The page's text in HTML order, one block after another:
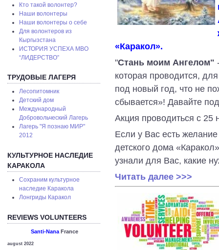
Кто такой волонтер?
Наши волонтеры
Наши волонтеры о себе
Для волонтеров из
Кыргызстана
ИСТОРИЯ УСПЕХА МВО
“ЛИДЕРСТВО”
ТРУДОВЫЕ ЛАГЕРЯ
Лесопитомник
Детский дом
Международный
Добровольческий Лагерь
Лагерь "Я познаю МИР"
2012
КУЛЬТУРНОЕ НАСЛЕДИЕ
КАРАКОЛА
Сохраним культурное
наследие Каракола
Лонгриды Каракол
REVIEWS VOLUNTEERS
Santi-Nana France
august 2022
«Каракол».
"Стань моим Ангелом"
которая проводится,
под новый год, что не
сбывается»! Давайте
Акция проводиться с 25
Если у Вас есть
детского дома
узнали для Вас, какие
Читать далее >>>